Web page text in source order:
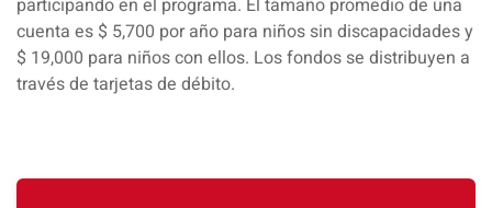
cuenta es $ 5,700 por año para niños sin discapacidades y
$ 19,000 para niños con ellos. Los fondos se distribuyen a
través de tarjetas de débito.